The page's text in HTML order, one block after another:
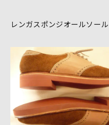
レンガスポンジオールソー